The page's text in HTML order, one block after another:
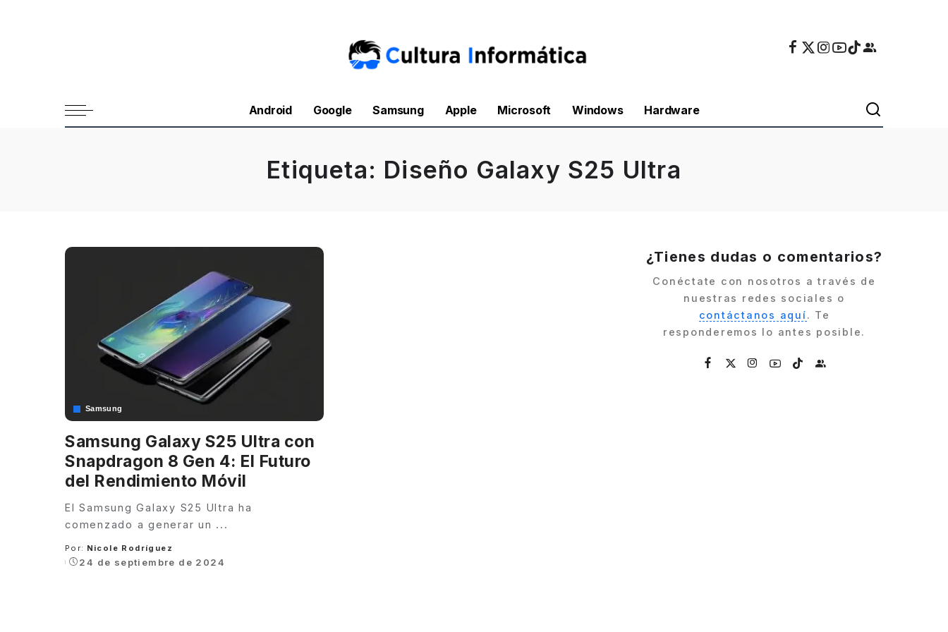
Android Google Samsung Apple Microsoft Windows Hardware
Etiqueta: Diseño Galaxy S25 Ultra
Samsung
Samsung Galaxy S25 Ultra con
Snapdragon 8 Gen 4: El Futuro
del Rendimiento Móvil
El Samsung Galaxy S25 Ultra ha
comenzado a generar un ...
Posted
by
Por: Nicole Rodríguez
24 de septiembre de 2024
¿Tienes dudas o comentarios?
Conéctate con nosotros a través de
nuestras redes sociales o
contáctanos aquí. Te
responderemos lo antes posible.